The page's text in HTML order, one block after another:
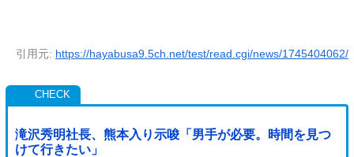
引用元: https://hayabusa9.5ch.net/test/read.cgi/news/1745404062/
滝沢秀明社長、熊本入り示唆「男手が必要。時間を見つ
けて行きたい」